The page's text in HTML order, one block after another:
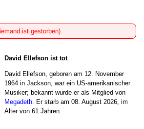
ist gestorben)
David Ellefson ist tot
David Ellefson, geboren am 12. November
1964 in Jackson, war ein US-amerikanischer
Musiker; bekannt wurde er als Mitglied von
Megadeth . Er starb am 08. August 2026, im
Alter von 61 Jahren.